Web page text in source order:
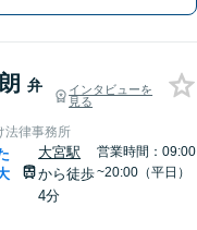
弁
インタビューを
見る
法律事務所
大宮駅
から徒歩
4分
営業時間：09:00
~20:00（平日）